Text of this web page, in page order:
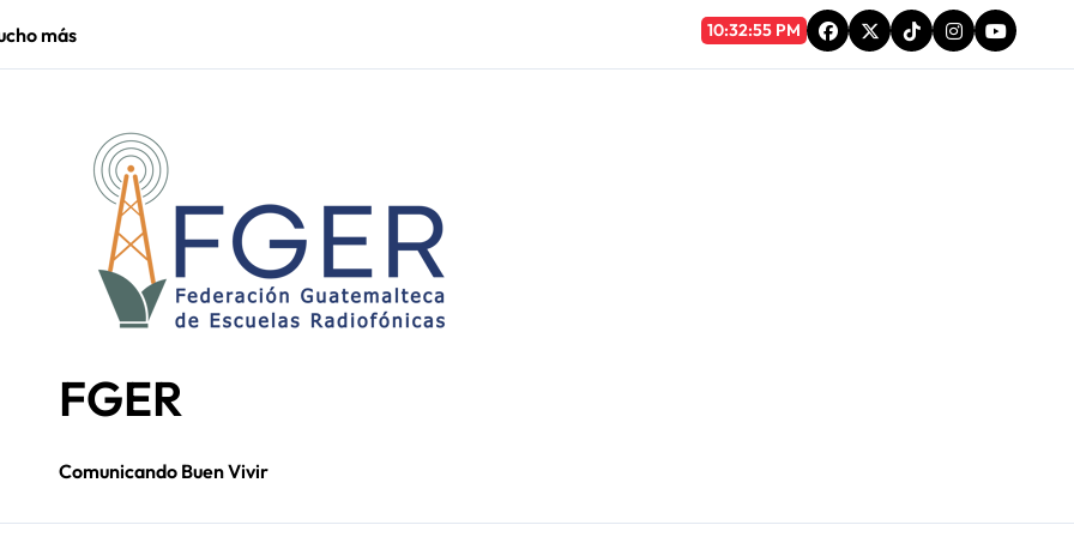
más Santa Cruz Chinautla inaugura puente gestionado por la comunidad
10:32:55 PM
FGER
Comunicando Buen Vivir